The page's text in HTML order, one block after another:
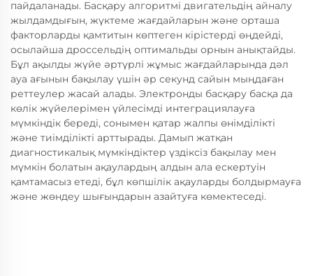
пайдаланады. Басқару алгоритмі двигательдің айналу
жылдамдығын, жүктеме жағдайларын және орташа
факторларды қамтитын көптеген кірістерді өңдейді,
осылайша дроссельдің оптимальды орнын анықтайды.
Бұл ақылды жүйе әртүрлі жұмыс жағдайларында дәл
ауа ағынын бақылау үшін әр секунд сайын мыңдаған
реттеулер жасай алады. Электронды басқару басқа да
көлік жүйелерімен үйлесімді интеграциялауға
мүмкіндік береді, сонымен қатар жалпы өнімділікті
және тиімділікті арттырады. Дамып жатқан
диагностикалық мүмкіндіктер үздіксіз бақылау мен
мүмкін болатын ақаулардың алдын ала ескертуін
қамтамасыз етеді, бұл көпшілік ақауларды болдырмауға
және жөндеу шығындарын азайтуға көмектеседі.